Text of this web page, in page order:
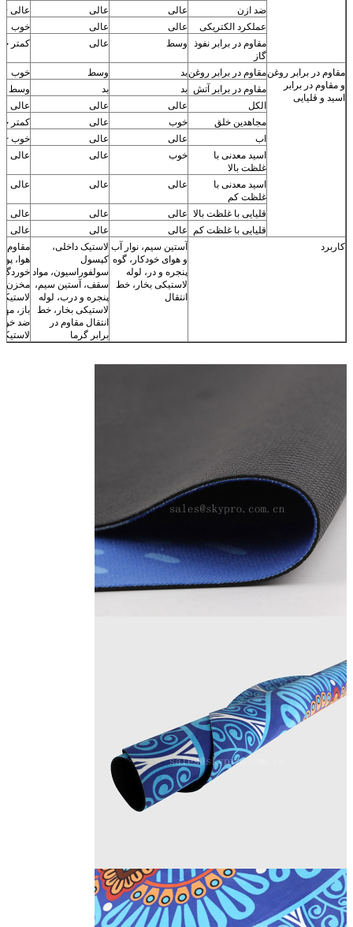
ضد ازن عالی عالی
عالی +
عملکرد الکتریکی
عالی عالی
خوب
مقاوم در برابر نفوذ
گاز
وسط عالی کمتر
مقاوم در برابر روغن
و مقاوم در برابر
اسید و قلیایی
مقاوم در برابر روغنبد وسط
خوب
مقاوم در برابر آتش بد بد
وسط
الکل
عالی عالی
عالی
مجاهدین خلق
خوب عالی
کمتر
اب
عالی عالی
خوب ~
اسید معدنی با
غلظت بالا
خوب عالی عالی
اسید معدنی با
غلظت کم
عالی عالی عالی
قلیایی با غلظت بالا عالی عالی
عالی
قلیایی با غلظت کم
عالی عالی
عالی
کاربرد
آستین سیم، نوار آب
و هوای خودکار، گوه
پنجره و در، لوله
لاستیکی بخار، خط
انتقال
لاستیک داخلی،
کپسول
سولفوراسیون، مواد
سقف، آستین سیم،
پنجره و درب، لوله
لاستیکی بخار، خط
انتقال مقاوم در
برابر گرما
مقاوم
هوا،
مخزن،
باز،
ضد